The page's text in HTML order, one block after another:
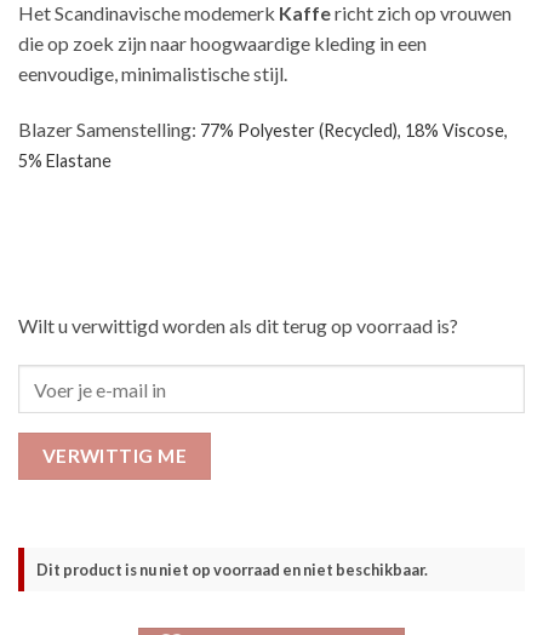
Het Scandinavische modemerk Kaffericht zich op vrouwen
die op zoek zijn naar hoogwaardige kleding in een
eenvoudige, minimalistische stijl.
Blazer Samenstelling: 77% Polyester (Recycled), 18% Viscose,
5% Elastane
Wilt u verwittigd worden als dit terug op voorraad is?
VERWITTIG ME
Dit product is nu niet op voorraad en niet beschikbaar.